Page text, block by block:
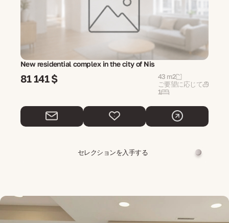
New residential complex in the city of Nis
81 141 $
43 m2
ご要望に応じて
1
セレクションを入手する